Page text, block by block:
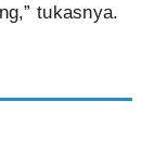
tukasnya.